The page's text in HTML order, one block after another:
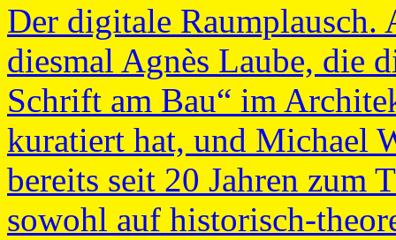
Der digitale Raumplausch.
diesmal Agnès Laube, die
Schrift am Bau“ im
kuratiert hat, und Michael
bereits seit 20 Jahren zum
sowohl auf historisch-